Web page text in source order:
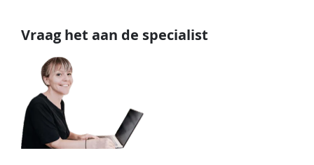
Vraag het aan de specialist